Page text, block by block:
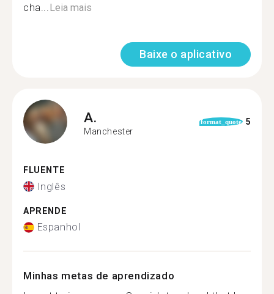
cha...Leia mais
Baixe o aplicativo
A.
Manchester
format_quote 5
FLUENTE
Inglês
APRENDE
Espanhol
Minhas metas de aprendizado